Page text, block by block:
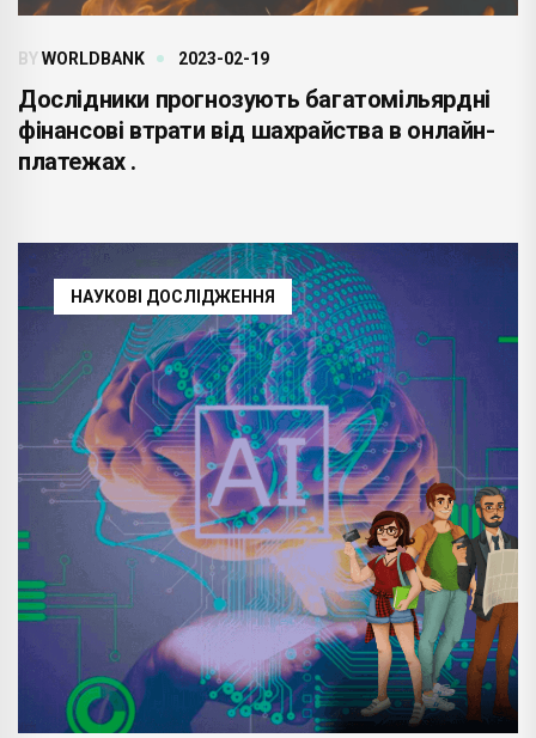
BYWORLDBANK 2023-02-19
Дослідники прогнозують багатомільярдні
фінансові втрати від шахрайства в онлайн-
платежах .
НАУКОВІ ДОСЛІДЖЕННЯ